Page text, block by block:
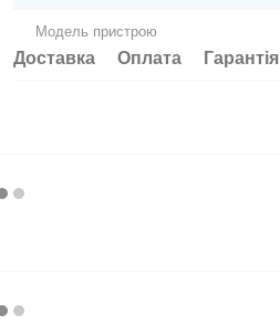
Модель пристрою
Доставка Оплата Гарантія